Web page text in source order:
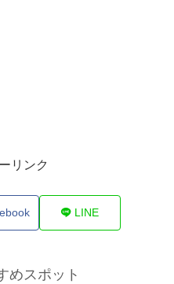
リンク
LINE
めスポット